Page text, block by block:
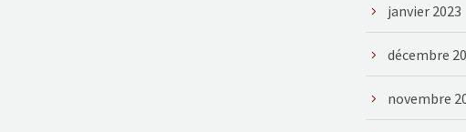
janvier 2023
décembre
novembre